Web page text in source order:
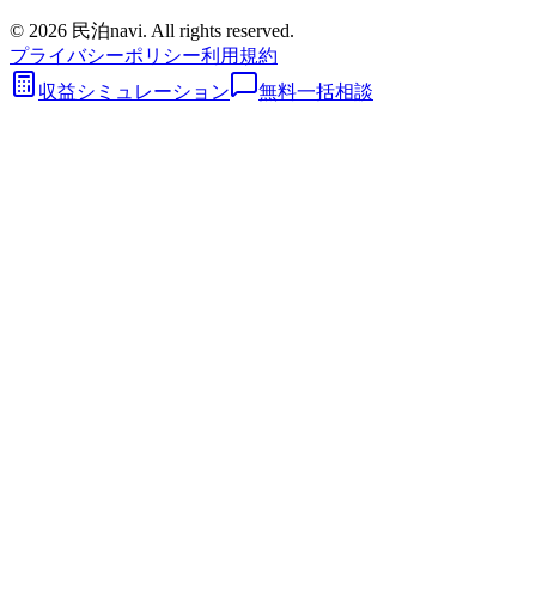
© 2026 民泊navi. All rights reserved.
プライバシーポリシー利用規約
収益シミュレーション
無料一括相談